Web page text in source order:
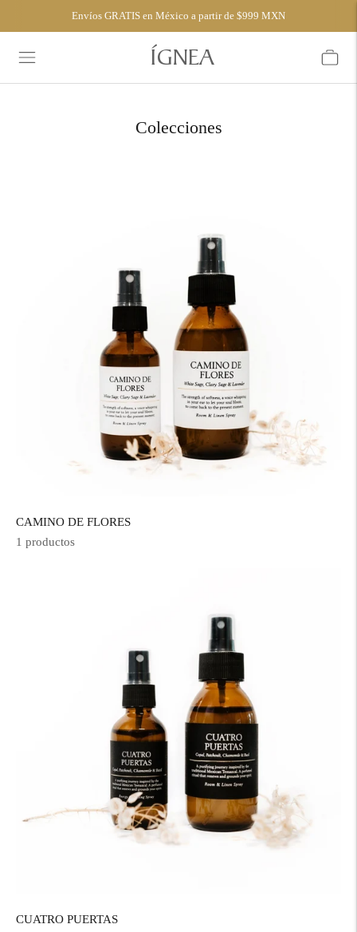
Envíos GRATIS en México a partir de $999 MXN
ÍGNEA
Colecciones
CAMINO DE FLORES
1 productos
CUATRO PUERTAS